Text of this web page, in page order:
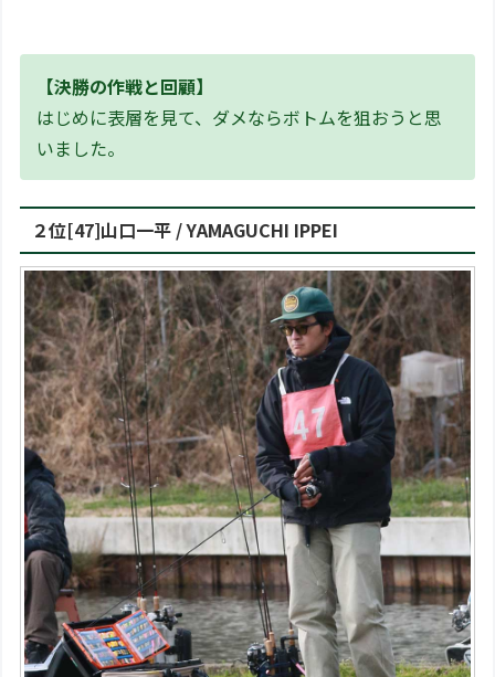
【決勝の作戦と回顧】
はじめに表層を見て、ダメならボトムを狙おうと思
いました。
２位[47]山口一平 / YAMAGUCHI IPPEI